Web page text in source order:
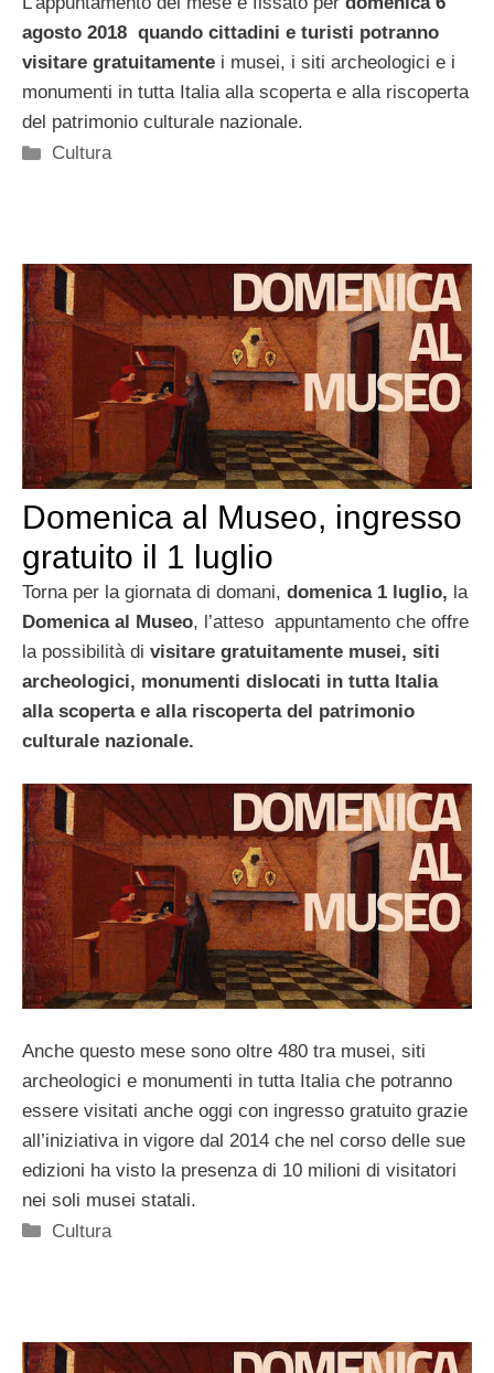
agosto 2018 quando cittadini e turisti potranno
visitare gratuitamente i musei, i siti archeologici e i
monumenti in tutta Italia alla scoperta e alla riscoperta
del patrimonio culturale nazionale.
Categorie
Cultura
Domenica al Museo, ingresso
gratuito il 1 luglio
Torna per la giornata di domani, domenica 1 luglio, la
Domenica al Museo, l’atteso appuntamento che offre
la possibilità di visitare gratuitamente musei, siti
archeologici, monumenti dislocati in tutta Italia
alla scoperta e alla riscoperta del patrimonio
culturale nazionale.
Anche questo mese sono oltre 480 tra musei, siti
archeologici e monumenti in tutta Italia che potranno
essere visitati anche oggi con ingresso gratuito grazie
all’iniziativa in vigore dal 2014 che nel corso delle sue
edizioni ha visto la presenza di 10 milioni di visitatori
nei soli musei statali.
Categorie
Cultura